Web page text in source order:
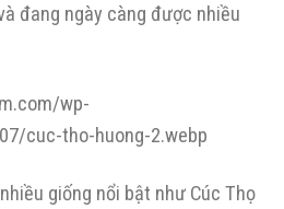
đang ngày càng được nhiều
wp-
cuc-tho-huong-2.webp
giống nổi bật như Cúc Thọ